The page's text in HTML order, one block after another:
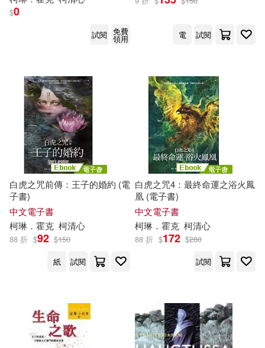
$0
試閱 免費
領用 電 試閱
白虎之咒前傳：王子的婚約 (電
子書)
中文電子書
柯琳 ．霍克 柯清心
88 折 $92 $150
紙
試閱
白虎之咒4：最終命運之浴火鳳
凰 (電子書)
中文電子書
柯琳 ．霍克 柯清心
88 折 $172 $280
試閱